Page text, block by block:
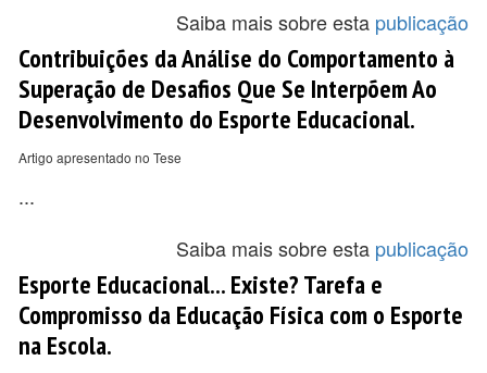
Saiba mais sobre esta publicação
Contribuições da Análise do Comportamento à
Superação de Desafios Que Se Interpõem Ao
Desenvolvimento do Esporte Educacional.
Artigo apresentado no Tese
...
Saiba mais sobre esta publicação
Esporte Educacional... Existe? Tarefa e
Compromisso da Educação Física com o Esporte
na Escola.